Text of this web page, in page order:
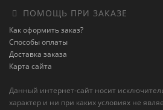
ПОМОЩЬ ПРИ ЗАКАЗЕ
Как оформить заказ?
Способы оплаты
Доставка заказа
Карта сайта
Данный интернет-сайт носит
характер и ни при каких условиях не